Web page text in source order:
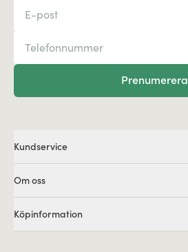
Prenumerera
Kundservice
Om oss
Köpinformation